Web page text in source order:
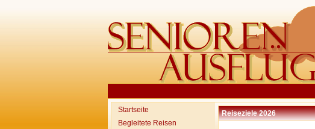
Startseite
Begleitete Reisen
Reiseziele 2026